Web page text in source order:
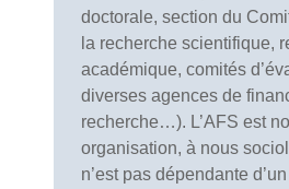
doctorale, section du
la recherche scientifique,
académique, comités
diverses agences de
recherche…). L’AFS est
organisation, à nous
n’est pas dépendante